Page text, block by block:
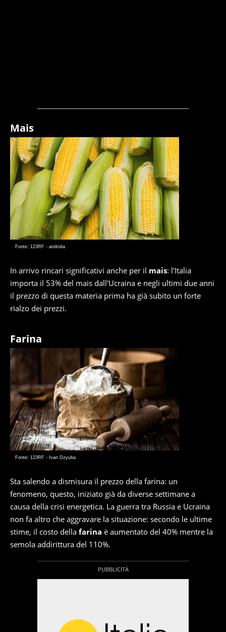
Mais
Fonte: 123RF - androlia
In arrivo rincari significativi anche per il mais: l'Italia
importa il 53% del mais dall'Ucraina e negli ultimi due anni
il prezzo di questa materia prima ha già subito un forte
rialzo dei prezzi.
Farina
Fonte: 123RF - Ivan Dzyuba
Sta salendo a dismisura il prezzo della farina: un
fenomeno, questo, iniziato già da diverse settimane a
causa della crisi energetica. La guerra tra Russia e Ucraina
non fa altro che aggravare la situazione: secondo le ultime
stime, il costo della farina è aumentato del 40% mentre la
semola addirittura del 110%.